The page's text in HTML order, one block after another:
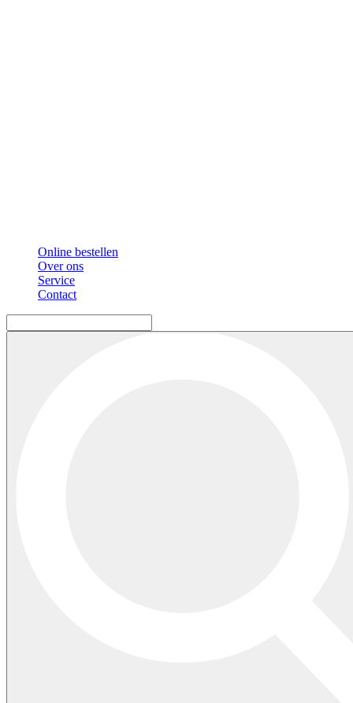
Online bestellen
Over ons
Service
Contact